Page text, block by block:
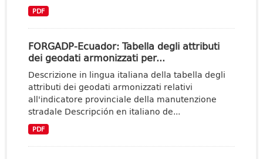
PDF
FORGADP-Ecuador: Tabella degli attributi
dei geodati armonizzati per...
Descrizione in lingua italiana della tabella degli
attributi dei geodati armonizzati relativi
all'indicatore provinciale della manutenzione
stradale Descripción en italiano de...
PDF